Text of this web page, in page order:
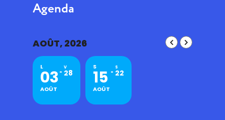
Agenda
AOÛT, 2026
L
03
AOÛT
V
28
S
15
AOÛT
S
22